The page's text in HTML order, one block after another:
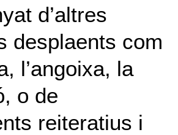
d’altres
desplaents com
l’angoixa, la
o de
reiteratius i